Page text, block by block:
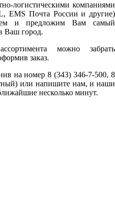
логистическими компаниями
EMS Почта России и другие)
и предложим Вам самый
Ваш город.
можно забрать
заказ.
на номер 8 (343) 346-7-500, 8
или напишите нам, и наши
несколько минут.